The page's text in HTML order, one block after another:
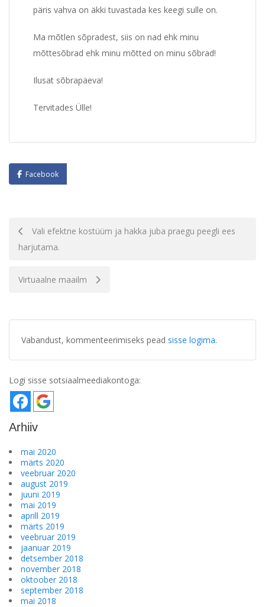
päris vahva on äkki tuvastada kes keegi sulle on.
Ma mõtlen sõpradest, siis on nad ehk minu
mõttesõbrad ehk minu mõtted on minu sõbrad!
Ilusat sõbrapäeva!
Tervitades Ülle!
Facebook
Navigatsioon
Vali efektne kostüüm ja hakka juba praegu peegli ees
harjutama.
Virtuaalne maailm
Vabandust, kommenteerimiseks pead sisse logima.
Logi sisse sotsiaalmeediakontoga:
Arhiiv
mai 2020
märts 2020
veebruar 2020
august 2019
juuni 2019
mai 2019
aprill 2019
märts 2019
veebruar 2019
jaanuar 2019
detsember 2018
november 2018
oktoober 2018
september 2018
mai 2018